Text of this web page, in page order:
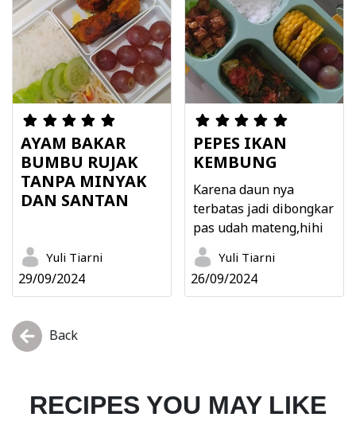
AYAM BAKAR
BUMBU RUJAK
TANPA MINYAK
DAN SANTAN
Yuli Tiarni
29/09/2024
PEPES IKAN
KEMBUNG
Karena daun nya
terbatas jadi dibongkar
pas udah mateng,hihi
Yuli Tiarni
26/09/2024
Back
RECIPES YOU MAY LIKE